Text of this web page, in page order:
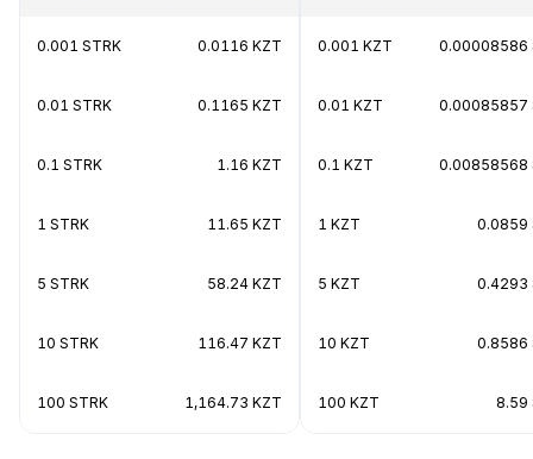
0.001 STRK 0.0116 KZT
0.01 STRK 0.1165 KZT
0.1 STRK 1.16 KZT
1 STRK 11.65 KZT
5 STRK 58.24 KZT
10 STRK 116.47 KZT
100 STRK 1,164.73 KZT
0.001 KZT 0.00008586
0.01 KZT 0.00085857
0.1 KZT 0.00858568
1 KZT 0.0859
5 KZT 0.4293
10 KZT 0.8586
100 KZT 8.59